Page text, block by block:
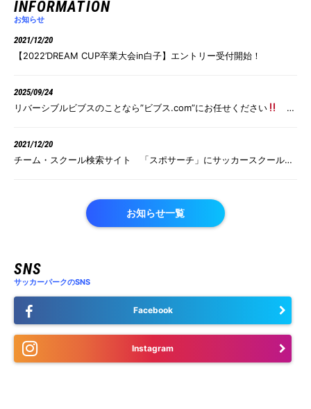
INFORMATION
お知らせ
2021/12/20
【2022’DREAM CUP卒業大会in白子】エントリー受付開始！
2025/09/24
リバーシブルビブスのことなら”ビブス.com”にお任せください
1
2021/12/20
チーム・スクール検索サイト 「スポサーチ」にサッカースクール、
お知らせ一覧
SNS
サッカーパークのSNS
Facebook
Instagram